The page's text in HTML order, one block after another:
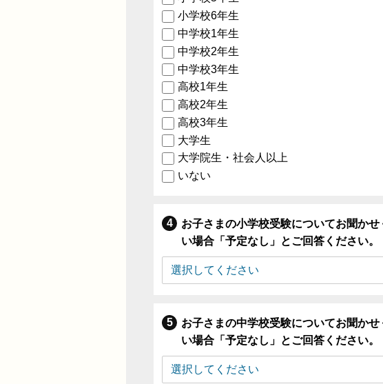
小学校6年生
中学校1年生
中学校2年生
中学校3年生
高校1年生
高校2年生
高校3年生
大学生
大学院生・社会人以上
いない
お子さまの小学校受験についてお聞か
い場合「予定なし」とご回答ください。
お子さまの中学校受験についてお聞か
い場合「予定なし」とご回答ください。